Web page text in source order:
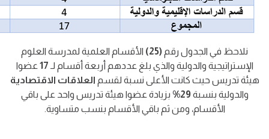
نلاحظ في الجدول رقم (25)
الأقسام العلمية لمدرسة العلوم
الإستراتيجية والدولية والذي بلغ عددهم أربعة أقسام لـ 17 عضوا
هيئة تدريس حيث كانت الأعلى نسبة لقسم العلاقات الاقتصادية
والدولية بنسبة29%
بزيادة عضوا هيئة تدريس واحد على باقي
الأقسام، ومن ثم باقي الأقسام بنسب متساوية.